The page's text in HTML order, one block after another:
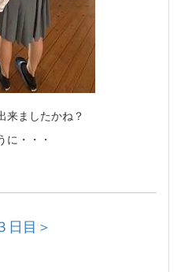
来ましたかね？
に・・・
日目＞